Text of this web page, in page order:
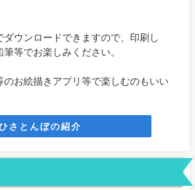
ダウンロードできますので、印刷し
等でお楽しみください。
のお絵描きアプリ等で楽しむのもいい
さとんぼの紹介